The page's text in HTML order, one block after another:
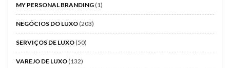
MY PERSONAL BRANDING(1)
NEGÓCIOS DO LUXO(203)
SERVIÇOS DE LUXO(50)
VAREJO DE LUXO(132)